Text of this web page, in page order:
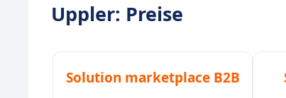
Uppler: Preise
Solution marketplace B2B